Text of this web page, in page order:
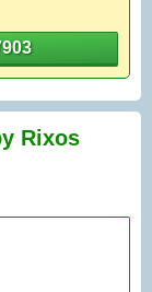
Rixos